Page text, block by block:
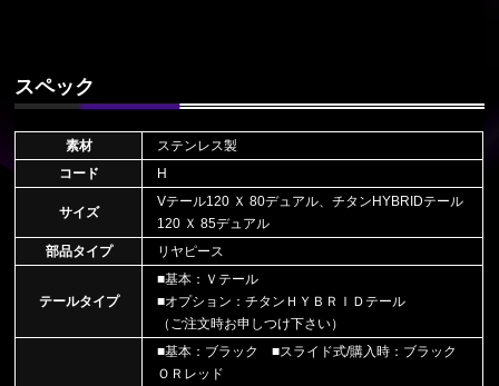
スペック
素材
ステンレス製
コード
H
サイズ
Vテール120 Ｘ 80デュアル、チタンHYBRIDテール
120 Ｘ 85デュアル
部品タイプ
リヤピース
テールタイプ
■基本：Ｖテール
■オプション：チタンＨＹＢＲＩＤテール
（ご注文時お申しつけ下さい）
■基本：ブラック ■スライド式/購入時：ブラック
ＯＲレッド